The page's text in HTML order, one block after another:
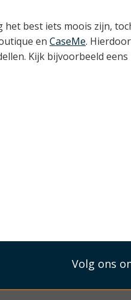
het best iets moois zijn,
en CaseMe.
Kijk bijvoorbeeld eens
Volg ons